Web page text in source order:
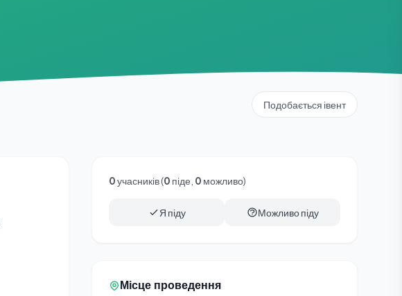
Подобається івент
0учасників (0 піде, 0 можливо)
Я піду Можливо піду
Місце проведення